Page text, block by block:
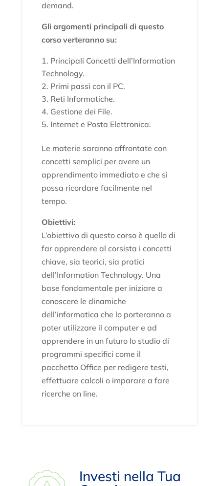
demand.
Gli argomenti principali di questo
corso verteranno su:
Principali Concetti dell’Information
Technology.
Primi passi con il PC.
Reti Informatiche.
Gestione dei File.
Internet e Posta Elettronica.
Le materie saranno affrontate con
concetti semplici per avere un
apprendimento immediato e che si
possa ricordare facilmente nel
tempo.
Obiettivi:
L’obiettivo di questo corso è quello di
far apprendere al corsista i concetti
chiave, sia teorici, sia pratici
dell’Information Technology. Una
base fondamentale per iniziare a
conoscere le dinamiche
dell’informatica che lo porteranno a
poter utilizzare il computer e ad
apprendere in un futuro lo studio di
programmi specifici come il
pacchetto Office per redigere testi,
effettuare calcoli o imparare a fare
ricerche on line.
Investi nella Tua